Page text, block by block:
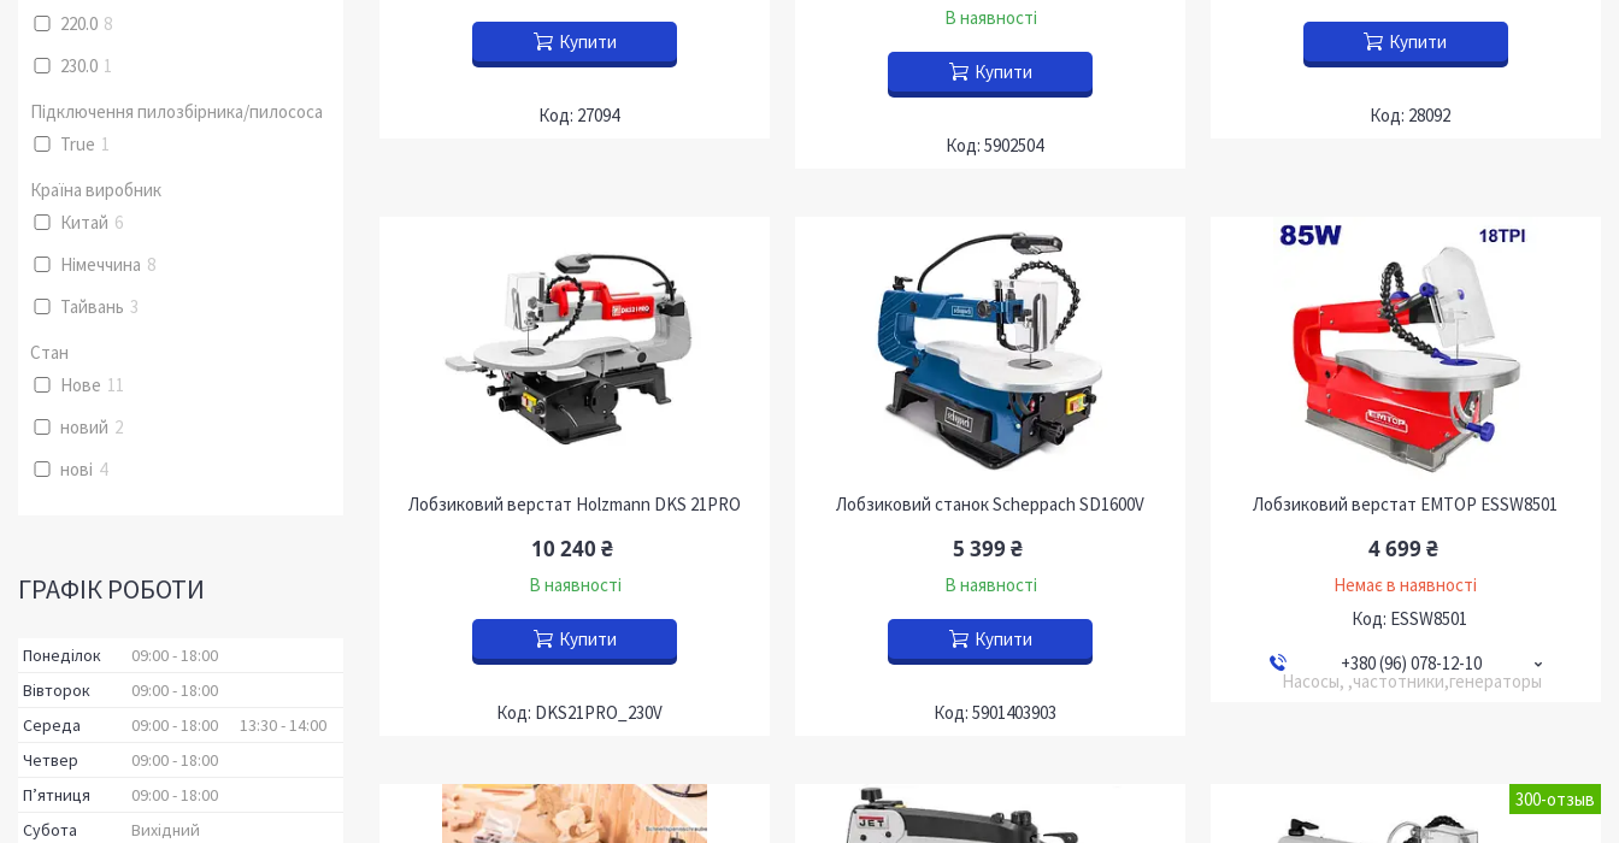
Купити
27094
В наявності
Купити
5902504
Купити
28092
Лобзиковий верстат Holzmann DKS 21PRO
10 240 ₴
В наявності
Купити
DKS21PRO_230V
Лобзиковий станок Scheppach SD1600V
5 399 ₴
В наявності
Купити
5901403903
Лобзиковий верстат EMTOP ESSW8501
4 699 ₴
Немає в наявності
ESSW8501
+380 (96) 078-12-10
Насосы, ,частотники,генераторы
300-отзыв
220.0 8
230.0 1
Підключення пилозбірника/пилососа
True 1
Країна виробник
Китай 6
Німеччина 8
Тайвань 3
Стан
Нове 11
новий 2
нові 4
ГРАФІК РОБОТИ
Понеділок 09:00 18:00
Вівторок
09:00 18:00
Середа
09:00 18:00 13:30 14:00
Четвер
09:00 18:00
Пʼятниця
09:00 18:00
Субота
Вихідний